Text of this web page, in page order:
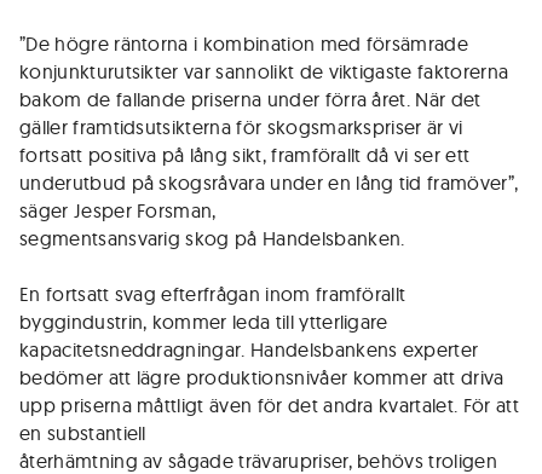
”De högre räntorna i kombination med försämrade
konjunkturutsikter var sannolikt de viktigaste faktorerna
bakom de fallande priserna under förra året. När det
gäller framtidsutsikterna för skogsmarkspriser är vi
fortsatt positiva på lång sikt, framförallt då vi ser ett
underutbud på skogsråvara under en lång tid framöver”,
säger Jesper Forsman,
segmentsansvarig skog på Handelsbanken.
En fortsatt svag efterfrågan inom framförallt
byggindustrin, kommer leda till ytterligare
kapacitetsneddragningar. Handelsbankens experter
bedömer att lägre produktionsnivåer kommer att driva
upp priserna måttligt även för det andra kvartalet. För att
en substantiell
återhämtning av sågade trävarupriser, behövs troligen